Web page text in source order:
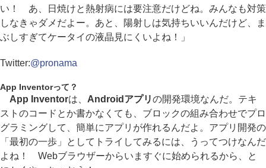
い！ あ、日焼けと熱射病には要注意だけどね。みんなも対策
しなきゃダメだよー。あと、陽射しは気持ちいいんだけど、ま
ぶしすぎてケータイの液晶見にくいよね！」
Twitter:@pronama
App Inventorって？
App Inventorは、 Androidアプリの開発環境なんだ。テキ
ストのコードとか書かなくても、ブロックの組み合わせでプロ
グラミングして、簡単にアプリが作れるんだよ。アプリ開発の
「最初の一歩」としてトライしてみるには、うってつけなんだ
よね！ Webブラウザーからいますぐに始められるから、と